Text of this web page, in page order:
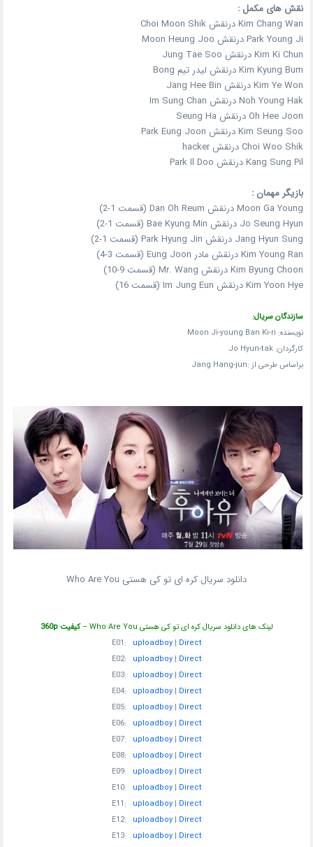
نقش های مکمل :
Kim Chang Wan درنقش Choi Moon Shik
Park Young Ji درنقش Moon Heung Joo
Kim Ki Chun درنقش Jung Tae Soo
Kim Kyung Bum درنقش لیدر تیم Bong
Kim Ye Won درنقش Jang Hee Bin
Noh Young Hak درنقش Im Sung Chan
Oh Hee Joon درنقش Seung Ha
Kim Seung Soo درنقش Park Eung Joon
Choi Woo Shik درنقش hacker
Kang Sung Pil درنقش Park Il Doo
بازیگر مهمان :
Moon Ga Young درنقش Dan Oh Reum (قسمت 1-2)
Jo Seung Hyun درنقش Bae Kyung Min (قسمت 1-2)
Jang Hyun Sung درنقش Park Hyung Jin (قسمت 1-2)
Kim Young Ran درنقش مادر Eung Joon (قسمت 3-4)
Kim Byung Choon درنقش Mr. Wang (قسمت 9-10)
Kim Yoon Hye درنقش Im Jung Eun (قسمت 16)
سازندگان سریال:
نویسنده: Moon Ji-young Ban Ki-ri
کارگردان: Jo Hyun-tak
براساس طرحی از :Jang Hang-jun
دانلود سریال کره ای تو کی هستی Who Are You
لینک های دانلود سریال کره ای تو کی هستی Who Are You –
کیفیت 360p
E01: uploadboy| Direct
E02: uploadboy| Direct
E03: uploadboy| Direct
E04: uploadboy| Direct
E05: uploadboy| Direct
E06: uploadboy| Direct
E07: uploadboy| Direct
E08: uploadboy| Direct
E09: uploadboy| Direct
E10: uploadboy| Direct
E11: uploadboy| Direct
E12: uploadboy| Direct
E13: uploadboy| Direct